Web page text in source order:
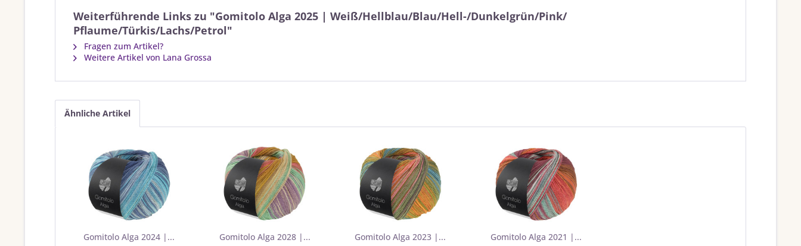
Weiterführende Links zu "Gomitolo Alga 2025 | Weiß/Hellblau/Blau/Hell-/Dunkelgrün/Pink/
Pflaume/Türkis/Lachs/Petrol"
Fragen zum Artikel?
Weitere Artikel von Lana Grossa
Ähnliche Artikel
Gomitolo Alga 2024 |... Gomitolo Alga 2028 |... Gomitolo Alga 2023 |... Gomitolo Alga 2021 |...